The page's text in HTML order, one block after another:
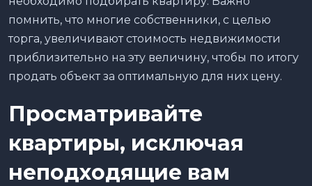
помнить, что многие собственники, с целью
торга, увеличивают стоимость недвижимости
приблизительно на эту величину, чтобы по итогу
продать объект за оптимальную для них цену.
Просматривайте
квартиры, исключая
неподходящие вам